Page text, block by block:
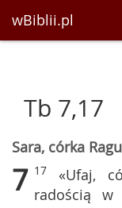
wBiblii.pl
Tb 7,17
Sara, córka
7 17 «Ufaj,
radością w